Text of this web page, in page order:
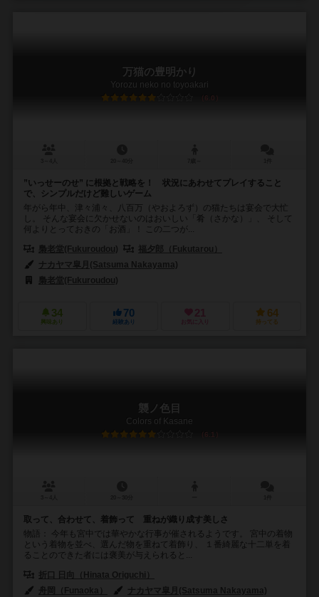
万猫の豊明かり
Yorozu neko no toyoakari
6.0
”いっせーのせ” に根拠と戦略を！ 状況にあわせてプレイすること
で、シンプルだけど難しいゲーム
年がら年中、津々浦々、八百万（やおよろず）の猫たちは宴会で大忙
し。 そんな宴会に欠かせないのはおいしい「肴（さかな）」、 そして
何よりとっておきの「お酒」！ この二つが...
梟老堂(Fukuroudou)
福夕郎（Fukutarou）
ナカヤマ皐月(Satsuma Nakayama)
梟老堂(Fukuroudou)
34
興味あり
70
経験あり
21
お気に入り
64
持ってる
襲ノ色目
Colors of Kasane
6.1
取って、合わせて、着飾って 重ねが織り成す美しさ
物語： 今年も宮中では華やかな行事が催されるようです。 宮中の着物
という着物を並べ、選んだ物を重ねて着飾り、 １番綺麗な十二単を着
ることのできた者には褒美が与えられると...
折口 日向（Hinata Origuchi）
舟岡（Funaoka）
ナカヤマ皐月(Satsuma Nakayama)